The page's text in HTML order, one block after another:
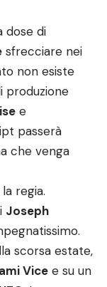
dose di
sfrecciare nei
non esiste
produzione
e
passerà
che venga
regia.
Joseph
scorsa estate,
Vice e su un